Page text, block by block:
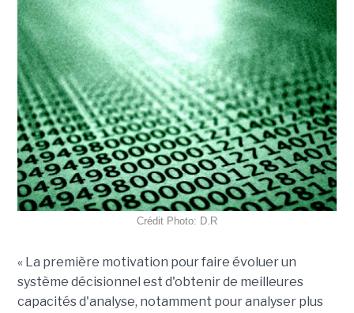
Crédit Photo: D.R
« La première motivation pour faire évoluer un
système décisionnel est d'obtenir de meilleures
capacités d'analyse, notamment pour analyser plus